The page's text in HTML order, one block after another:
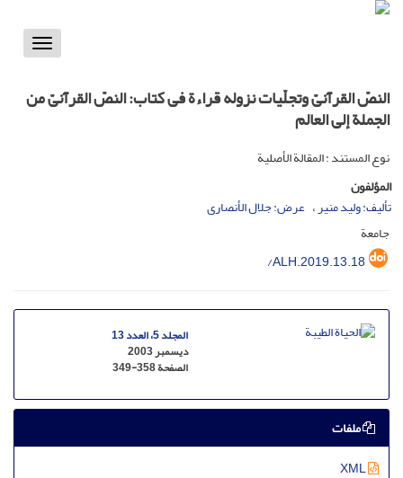
Toggle
النصّ القرآنیّ وتجلّیات نزوله قراءة فی کتاب: النصّ القرآنیّ من
الجملة إلى العالم
نوع المستند : المقالة الأصلية
المؤلفون
تألیف: ولید منیر عرض: جلال الأنصاری
جامعة
/ALH.2019.13.18
المجلد 5، العدد 13
ديسمبر 2003
الصفحة349-358
ملفات